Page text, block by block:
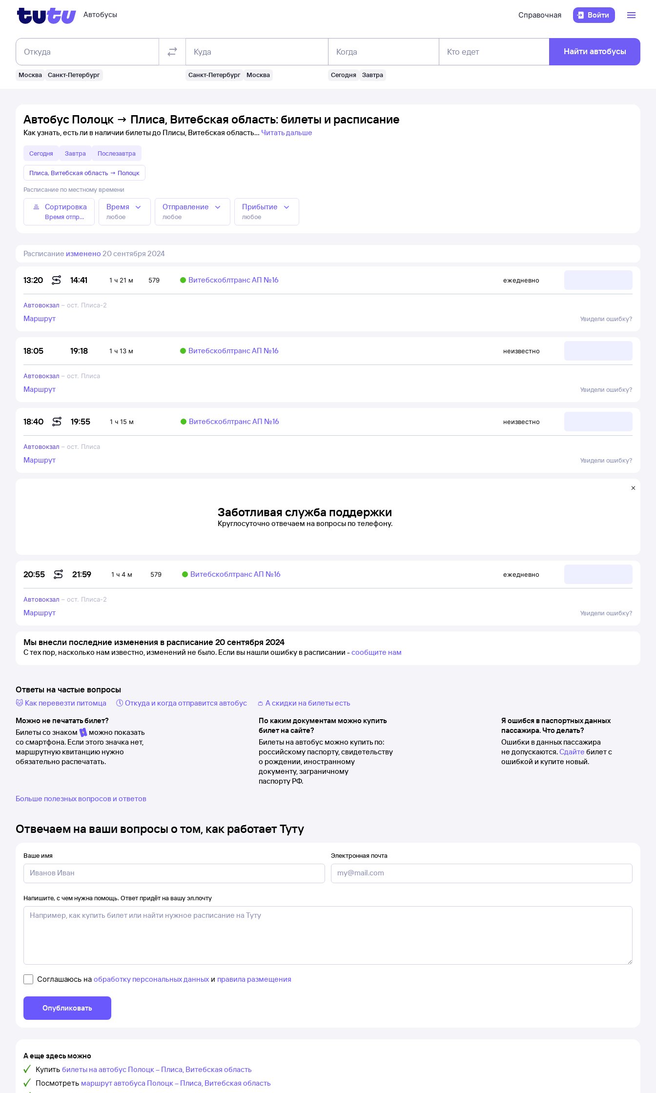
Автобусы Справочная Войти
Откуда
Москва Санкт-Петербург
Куда
Санкт-Петербург Москва
Когда
Сегодня Завтра
Кто едет Найти автобусы
Автобус Полоцк → Плиса, Витебская область: билеты и расписание
Как узнать, есть ли в наличии билеты до Плисы, Витебская область Читать дальше
Сегодня Завтра Послезавтра
Плиса, Витебская область → Полоцк
Расписание по местному времени
Сортировка
Время отправления
Время
любое
Отправление
любое
Прибытие
любое
Расписание изменено 20 сентября 2024
13:20 14:41 1 ч 21 м 579 Витебскоблтранс АП №16 ежедневно
Автовокзал – ост. Плиса-2
Маршрут Увидели ошибку?
18:05 19:18 1 ч 13 м Витебскоблтранс АП №16 неизвестно
Автовокзал – ост. Плиса
Маршрут Увидели ошибку?
18:40 19:55 1 ч 15 м Витебскоблтранс АП №16 неизвестно
Автовокзал – ост. Плиса
Маршрут Увидели ошибку?
Заботливая служба поддержки
Круглосуточно отвечаем на вопросы по телефону.
20:55 21:59 1 ч 4 м 579 Витебскоблтранс АП №16 ежедневно
Автовокзал – ост. Плиса-2
Маршрут Увидели ошибку?
Мы внесли последние изменения в расписание 20 сентября 2024
С тех пор, насколько нам известно, изменений не было. Если вы нашли ошибку в расписании -сообщите нам
Ответы на частые вопросы
🐱 Как перевезти питомца 🕔 Откуда и когда отправится автобус
👛 А скидки на билеты есть
Можно не печатать билет?
Билеты со знаком
можно показать
со смартфона. Если этого значка нет,
маршрутную квитанцию нужно
обязательно распечатать.
По каким документам можно купить
билет на сайте?
Билеты на автобус можно купить по:
российскому паспорту, свидетельству
о рождении, иностранному
документу, заграничному
паспорту РФ.
Я ошибся в паспортных данных
пассажира. Что делать?
Ошибки в данных пассажира
не допускаются.Сдайте билет с
ошибкой и купите новый.
Больше полезных вопросов и ответов
Отвечаем на ваши вопросы о том, как работает Туту
Ваше имя Электронная почта
Напишите, с чем нужна помощь. Ответ придёт на вашу эл.почту
Соглашаюсь на обработку персональных данных и правила размещения
Опубликовать
А еще здесь можно
Купить билеты на автобус Полоцк – Плиса, Витебская область
Посмотреть маршрут автобуса Полоцк – Плиса, Витебская область